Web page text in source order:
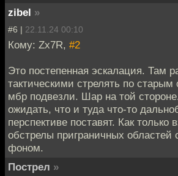
zibel »
#6 | 22.11.24 00:10
Кому: Zx7R, #2
Это постепенная эскалация. Там
тактическими стрелять по старым
мбр подвезли. Шар на той
ожидать, что и туда что-то
перспективе поставят. Как только
обстрелы приграничных областей
фоном.
Пострел »